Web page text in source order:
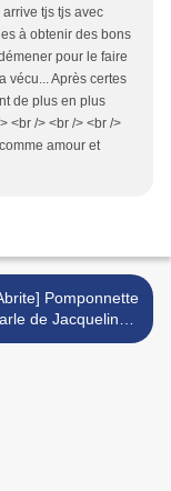
tjs tjs avec
à obtenir des bons
pour le faire
vécu... Après certes
de plus en plus
<br /> <br /> <br />
amour et
Pomponnette
de Jacqueline,
sa personne âgée. >